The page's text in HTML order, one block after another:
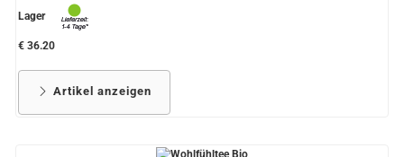
Lager
€ 36.20
Artikel anzeigen